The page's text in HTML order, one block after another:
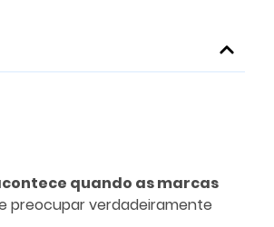
quando as marcas
preocupar verdadeiramente